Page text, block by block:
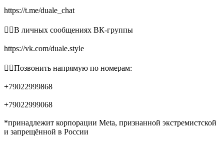
https://t.me/duale_chat
👉🏻В личных сообщениях ВК-группы
https://vk.com/duale.style
👉🏻Позвонить напрямую по номерам:
+79022999868
+79022999068
*принадлежит корпорации Meta, признанной экстремистской
и запрещённой в России